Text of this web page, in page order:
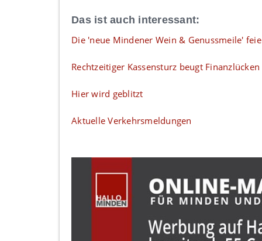
Das ist auch interessant:
Die 'neue Mindener Wein & Genussmeile'
Rechtzeitiger Kassensturz beugt
Hier wird geblitzt
Aktuelle Verkehrsmeldungen